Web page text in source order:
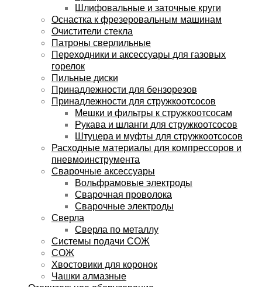
Шлифовальные и заточные круги
Оснастка к фрезеровальным машинам
Очистители стекла
Патроны сверлильные
Переходники и аксессуары для газовых
горелок
Пильные диски
Принадлежности для бензорезов
Принадлежности для стружкоотсосов
Мешки и фильтры к стружкоотсосам
Рукава и шланги для стружкоотсосов
Штуцера и муфты для стружкоотсосов
Расходные материалы для компрессоров и
пневмоинструмента
Сварочные аксессуары
Вольфрамовые электроды
Сварочная проволока
Сварочные электроды
Сверла
Сверла по металлу
Системы подачи СОЖ
СОЖ
Хвостовики для коронок
Чашки алмазные